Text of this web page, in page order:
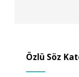
Özlü Söz